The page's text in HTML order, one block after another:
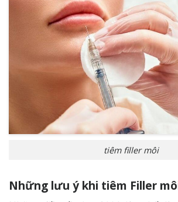
tiêm filler môi
Những lưu ý khi tiêm Filler